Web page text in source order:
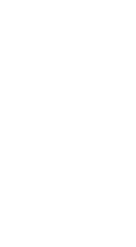
négocie les prix,
et coordonne
un résident de
Portugal,
avec des parcs
favorables.
gages, conformité au
besoin de se déplacer à
une langue étrangère
et le certificat de